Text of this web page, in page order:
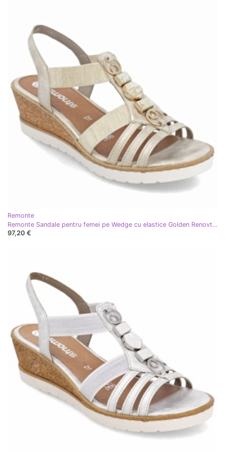
Remonte
Remonte Sandale pentru femei pe Wedge cu elastice Golden Renovte R6264-91 de aur
97,20 €